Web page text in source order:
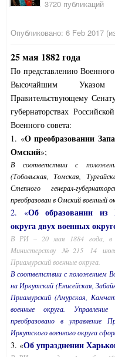
3720 публикаций
Опубликовано: 6 Feb 2017
25 мая 1882 года
По представлению
Высочайшим
Правительствующему
губернаторствах
Военного совета:
1. «О преобразовании
Омский»;
В соответствии с
(Тобольская, Томская,
Степного генерал-
преобразован в Омский военный
2. «Об образовании из
округа двух военных
В РИ – 20 мая 1884 года, в
Министерству №215 14
Приамурский военные округа.
В соответствии с положением
на Иркутский (Енисейская,
Приамурский (Амурская,
военные округа. Управление
преобразовано в управление
Иркутского военного округа
3. «Об упразднении